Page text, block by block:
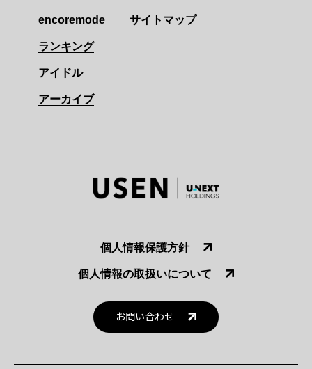
encoremode
ランキング
アイドル
アーカイブ
サイトマップ
個人情報保護方針
個人情報の取扱いについて
お問い合わせ